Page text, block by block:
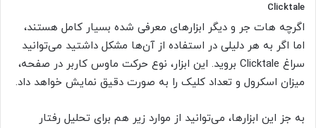
Clicktale
اگرچه هات جر و دیگر ابزارهای معرفی شده بسیار کامل هستند،
اما اگر به هر دلیلی در استفاده از آن‌ها مشکل داشتید می‌توانید
سراغ Clicktale بروید. این ابزار، نوع حرکت ماوس کاربر در صفحه،
میزان اسکرول و تعداد کلیک را به صورت دقیق نمایش خواهد داد.
به جز این ابزارها، می‌توانید از موارد زیر هم برای تحلیل رفتار